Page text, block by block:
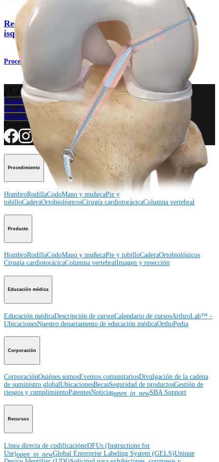
Reconstrucción del LCA con autoinjerto de
isquiotibiales
Procedimiento
¿Cómo podemos ayudarlo?
Contacte a un representante
Ver eventos, laboratorios y oportunidades educativas
Regístrese para recibir: ¿Qué hay de nuevo en Arthrex?
Conéctese con nosotros
Procedimiento
HombroRodillaCodoMano y muñecaPie y
tobilloCaderaOrtobiológicosCirugía cardiotorácicaColumna vertebral
Producto
HombroRodillaCodoMano y muñecaPie y tobilloCaderaOrtobiológicos
Cirugía cardiotorácicaColumna vertebralImagen y resección
Educación médica
Educación médicaDescripción de cursosCalendario de cursosArthroLab™ -
UbicacionesNuestro departamento de educación médicaOrthoPedia
Corporación
CorporaciónQuiénes somosEventos comunitariosDivulgación de la cadena
de suministro globalUbicacionesBecasSeguridad de productosGestión de
riesgos y cumplimientoPatentesNoticiasopen_in_newSBA Support
Recursos
Línea directa de codificacióneDFUs (Instructions for
Use)open_in_newGlobal Enterprise Labeling System (GELS)Unique